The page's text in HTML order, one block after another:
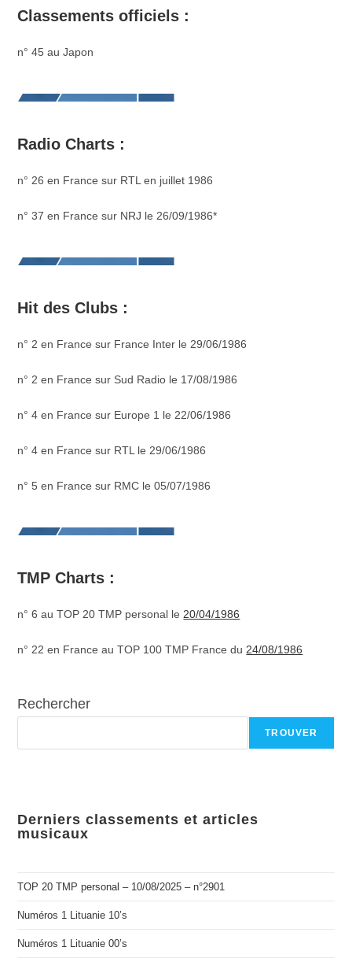
Classements officiels :
n° 45 au Japon
Radio Charts :
n° 26 en France sur RTL en juillet 1986
n° 37 en France sur NRJ le 26/09/1986*
Hit des Clubs :
n° 2 en France sur France Inter le 29/06/1986
n° 2 en France sur Sud Radio le 17/08/1986
n° 4 en France sur Europe 1 le 22/06/1986
n° 4 en France sur RTL le 29/06/1986
n° 5 en France sur RMC le 05/07/1986
TMP Charts :
n° 6 au TOP 20 TMP personal le 20/04/1986
n° 22 en France au TOP 100 TMP France du 24/08/1986
Rechercher
TROUVER
Derniers classements et articles
musicaux
TOP 20 TMP personal – 10/08/2025 – n°2901
Numéros 1 Lituanie 10’s
Numéros 1 Lituanie 00’s